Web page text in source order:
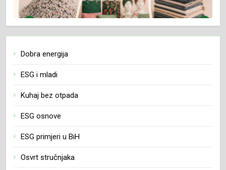
Dobra energija
ESG i mladi
Kuhaj bez otpada
ESG osnove
ESG primjeri u BiH
Osvrt stručnjaka